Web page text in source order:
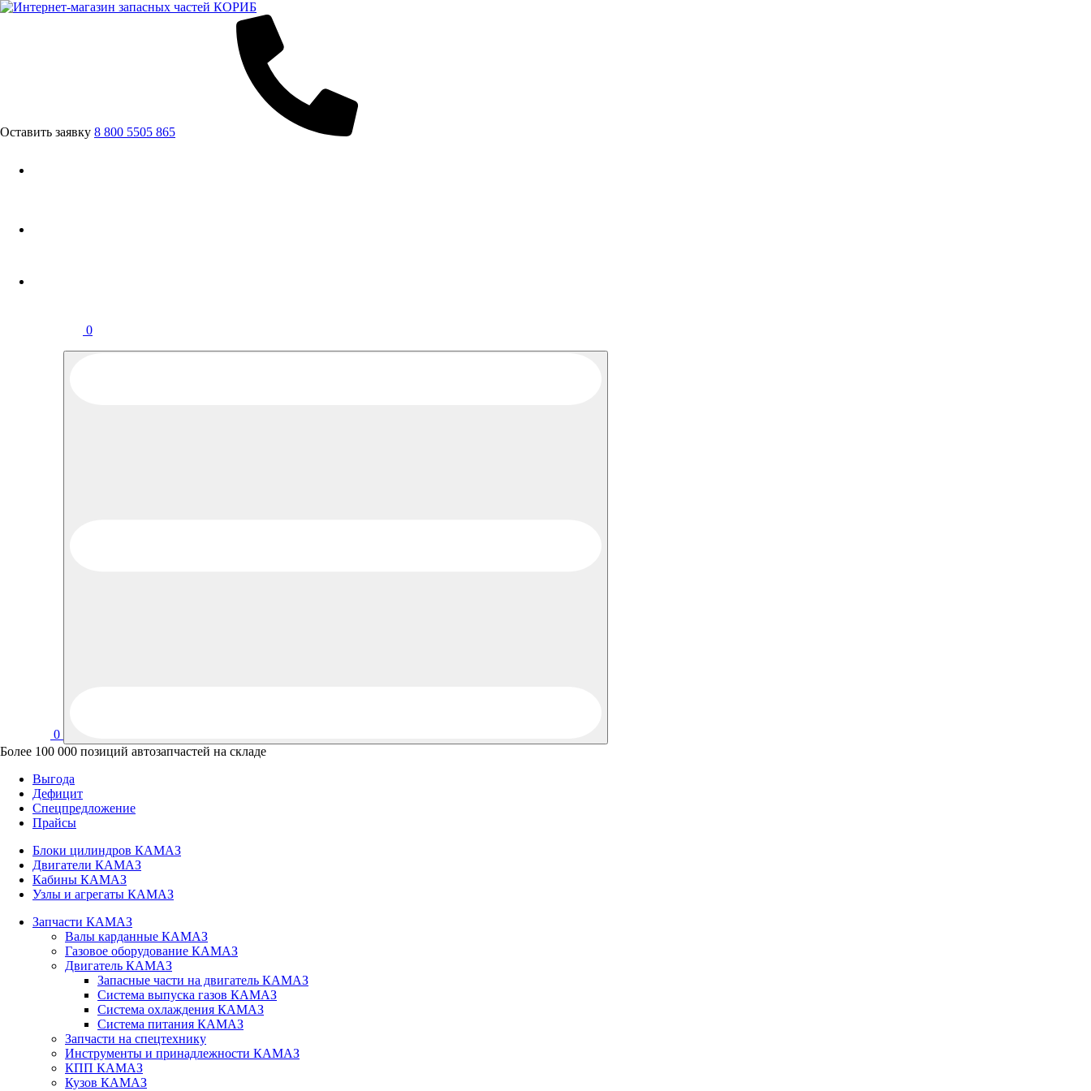
Оставить заявку 8 800 5505 865
0
0
Более 100 000 позиций автозапчастей на складе
Выгода
Дефицит
Спецпредложение
Прайсы
Блоки цилиндров КАМАЗ
Двигатели КАМАЗ
Кабины КАМАЗ
Узлы и агрегаты КАМАЗ
Запчасти КАМАЗ
Валы карданные КАМАЗ
Газовое оборудование КАМАЗ
Двигатель КАМАЗ
Запасные части на двигатель КАМАЗ
Система выпуска газов КАМАЗ
Система охлаждения КАМАЗ
Система питания КАМАЗ
Запчасти на спецтехнику
Инструменты и принадлежности КАМАЗ
КПП КАМАЗ
Кузов КАМАЗ